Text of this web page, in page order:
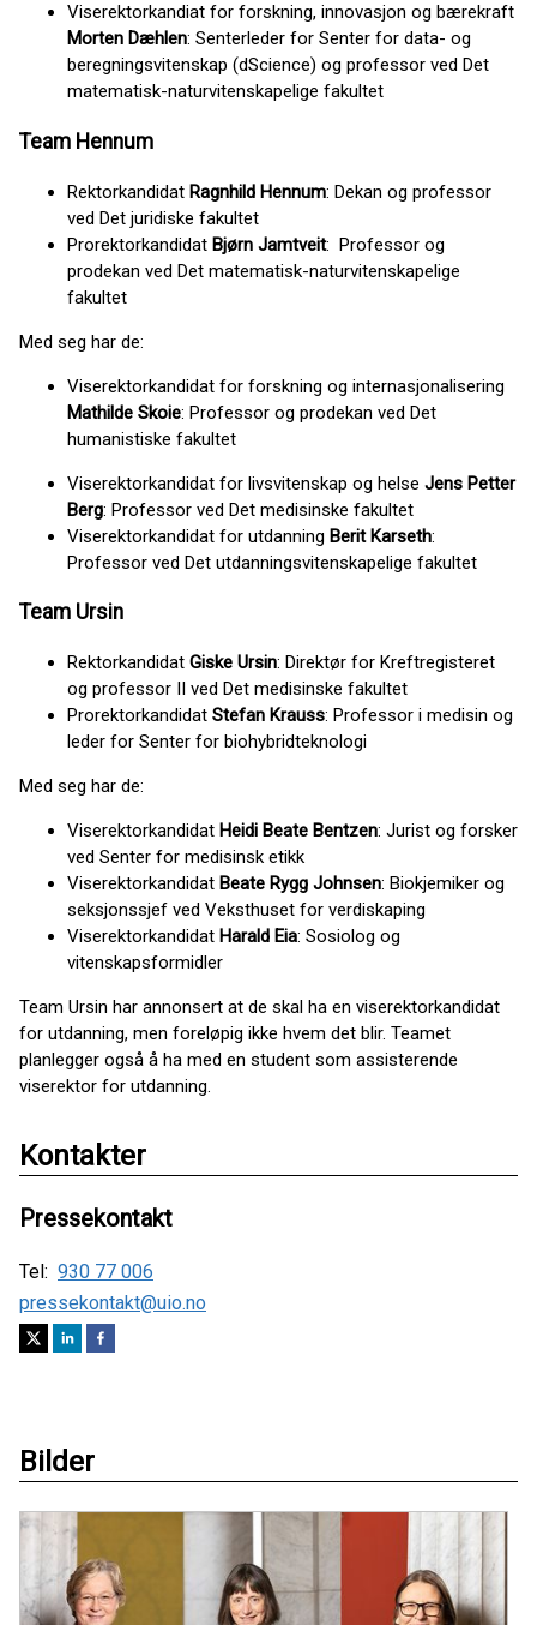
Viserektorkandiat for forskning, innovasjon og bærekraft
Morten Dæhlen: Senterleder for Senter for data- og
beregningsvitenskap (dScience) og professor ved Det
matematisk-naturvitenskapelige fakultet
Team Hennum
Rektorkandidat Ragnhild Hennum: Dekan og professor
ved Det juridiske fakultet
Prorektorkandidat Bjørn Jamtveit: Professor og
prodekan ved Det matematisk-naturvitenskapelige
fakultet
Med seg har de:
Viserektorkandidat for forskning og internasjonalisering
Mathilde Skoie: Professor og prodekan ved Det
humanistiske fakultet
Viserektorkandidat for livsvitenskap og helse Jens Petter
Berg: Professor ved Det medisinske fakultet
Viserektorkandidat for utdanning Berit Karseth:
Professor ved Det utdanningsvitenskapelige fakultet
Team Ursin
Rektorkandidat Giske Ursin: Direktør for Kreftregisteret
og professor II ved Det medisinske fakultet
Prorektorkandidat Stefan Krauss: Professor i medisin og
leder for Senter for biohybridteknologi
Med seg har de:
Viserektorkandidat Heidi Beate Bentzen: Jurist og forsker
ved Senter for medisinsk etikk
Viserektorkandidat Beate Rygg Johnsen: Biokjemiker og
seksjonssjef ved Veksthuset for verdiskaping
Viserektorkandidat Harald Eia: Sosiolog og
vitenskapsformidler
Team Ursin har annonsert at de skal ha en viserektorkandidat
for utdanning, men foreløpig ikke hvem det blir. Teamet
planlegger også å ha med en student som assisterende
viserektor for utdanning.
Kontakter
Pressekontakt
Tel: 930 77 006
pressekontakt@uio.no
Bilder